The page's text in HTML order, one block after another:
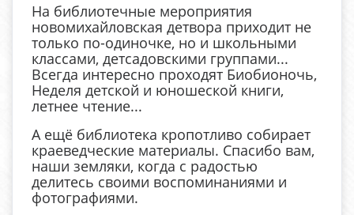
На библиотечные мероприятия
новомихайловская детвора приходит не
только по-одиночке, но и школьными
классами, детсадовскими группами...
Всегда интересно проходят Биобионочь,
Неделя детской и юношеской книги,
летнее чтение...
А ещё библиотека кропотливо собирает
краеведческие материалы. Спасибо вам,
наши земляки, когда с радостью
делитесь своими воспоминаниями и
фотографиями.